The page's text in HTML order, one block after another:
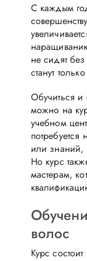
С каждым
не сидят
станут
Обучиться и
можно на
учебном
или знаний,
Но курс
мастерам,
волос
Курс